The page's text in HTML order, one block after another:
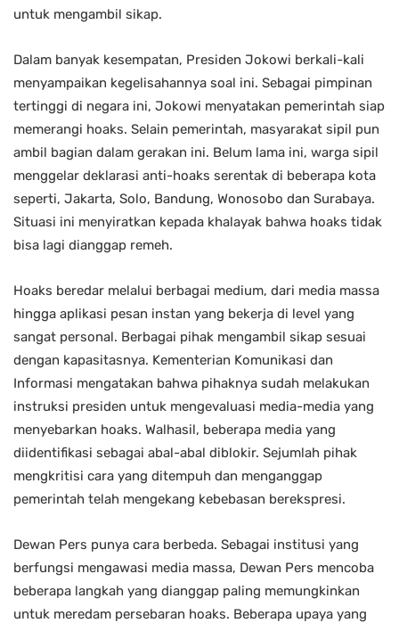
untuk mengambil sikap.
Dalam banyak kesempatan, Presiden Jokowi berkali-kali
menyampaikan kegelisahannya soal ini. Sebagai pimpinan
tertinggi di negara ini, Jokowi menyatakan pemerintah siap
memerangi hoaks. Selain pemerintah, masyarakat sipil pun
ambil bagian dalam gerakan ini. Belum lama ini, warga sipil
menggelar deklarasi anti-hoaks serentak di beberapa kota
seperti, Jakarta, Solo, Bandung, Wonosobo dan Surabaya.
Situasi ini menyiratkan kepada khalayak bahwa hoaks tidak
bisa lagi dianggap remeh.
Hoaks beredar melalui berbagai medium, dari media massa
hingga aplikasi pesan instan yang bekerja di level yang
sangat personal. Berbagai pihak mengambil sikap sesuai
dengan kapasitasnya. Kementerian Komunikasi dan
Informasi mengatakan bahwa pihaknya sudah melakukan
instruksi presiden untuk mengevaluasi media-media yang
menyebarkan hoaks. Walhasil, beberapa media yang
diidentifikasi sebagai abal-abal diblokir. Sejumlah pihak
mengkritisi cara yang ditempuh dan menganggap
pemerintah telah mengekang kebebasan berekspresi.
Dewan Pers punya cara berbeda. Sebagai institusi yang
berfungsi mengawasi media massa, Dewan Pers mencoba
beberapa langkah yang dianggap paling memungkinkan
untuk meredam persebaran hoaks. Beberapa upaya yang